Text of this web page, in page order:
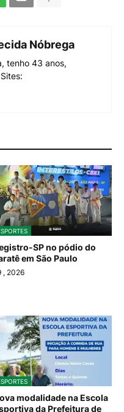
Nóbrega
tenho 43 anos,
SP no pódio do
em São Paulo
, 2026
modalidade na Escola
da Prefeitura de